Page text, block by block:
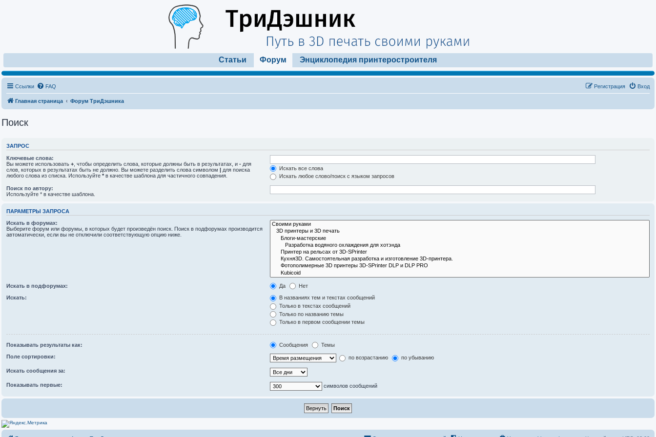
Статьи Форум Энциклопедия принтеростроителя
Ссылки FAQ Вход
Регистрация
Главная страница Форум ТриДэшника
Поиск
ЗАПРОС
Ключевые слова:
Вы можете использовать + , чтобы определить слова, которые должны быть в результатах, и - для
слов, которых в результатах быть не должно. Вы можете разделить слова символом | для поиска
любого слова из списка. Используйте * в качестве шаблона для частичного совпадения.
Искать все слова
Искать любое слово/поиск с языком запросов
Поиск по автору:
Используйте * в качестве шаблона.
ПАРАМЕТРЫ ЗАПРОСА
Искать в форумах:
Выберите форум или форумы, в которых будет произведён поиск. Поиск в подфорумах производится
автоматически, если вы не отключили соответствующую опцию ниже.
Искать в подфорумах: Да Нет
Искать:
В названиях тем и текстах сообщений
Только в текстах сообщений
Только по названию темы
Только в первом сообщении темы
Показывать результаты как: Сообщения Темы
Поле сортировки: по возрастанию по убыванию
Искать сообщения за:
Показывать первые: символов сообщений